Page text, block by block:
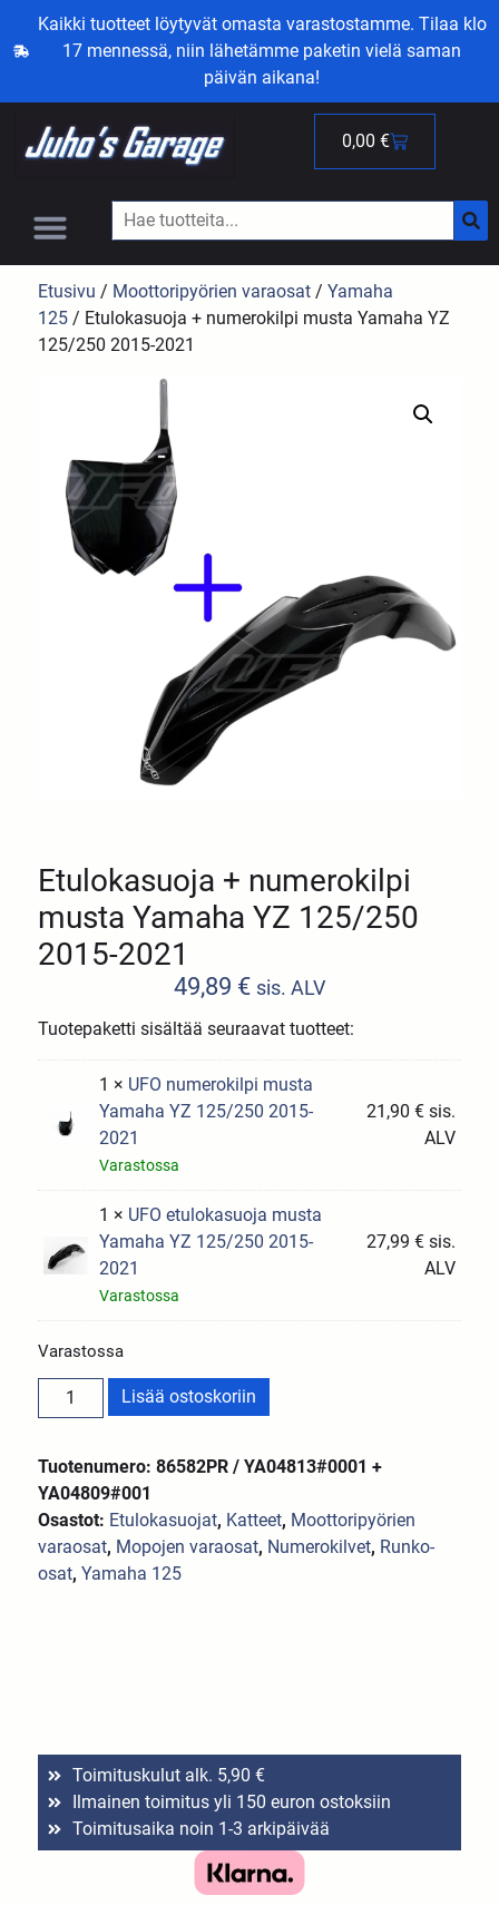
Kaikki tuotteet löytyvät omasta varastostamme. Tilaa klo
17 mennessä, niin lähetämme paketin vielä saman
päivän aikana!
0,00 €
Etusivu / Moottoripyörien varaosat /Yamaha
125 / Etulokasuoja + numerokilpi musta Yamaha YZ
125/250 2015-2021
Etulokasuoja + numerokilpi
musta Yamaha YZ 125/250
2015-2021
49,89 € sis. ALV
Tuotepaketti sisältää seuraavat tuotteet:
1 × UFO numerokilpi musta
Yamaha YZ 125/250 2015-
2021
Varastossa
21,90 € sis.
ALV
1 × UFO etulokasuoja musta
Yamaha YZ 125/250 2015-
2021
Varastossa
27,99 € sis.
ALV
Varastossa
Lisää ostoskoriin
Tuotenumero: 86582PR / YA04813#0001 +
YA04809#001
Osastot: Etulokasuojat, Katteet, Moottoripyörien
varaosat, Mopojen varaosat, Numerokilvet, Runko-
osat,Yamaha 125
Toimituskulut alk. 5,90 €
Ilmainen toimitus yli 150 euron ostoksiin
Toimitusaika noin 1-3 arkipäivää